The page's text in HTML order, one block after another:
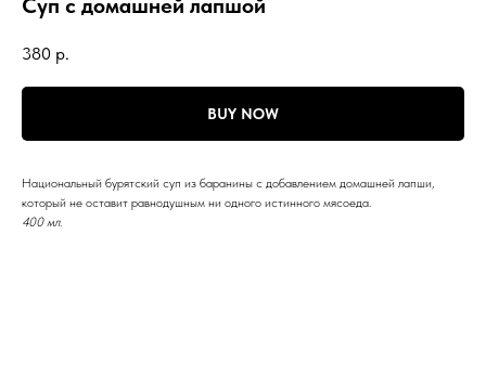
Суп с домашней лапшой
380 р.
BUY NOW
Национальный бурятский суп из баранины с добавлением домашней лапши,
который не оставит равнодушным ни одного истинного мясоеда.
400 мл.